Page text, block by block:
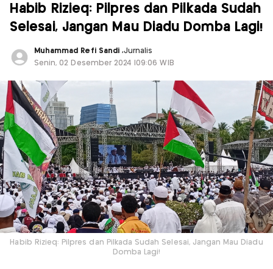
Habib Rizieq: Pilpres dan Pilkada Sudah
Selesai, Jangan Mau Diadu Domba Lagi!
Muhammad Refi Sandi ,Jurnalis
Senin, 02 Desember 2024 |09:06 WIB
Habib Rizieq: Pilpres dan Pilkada Sudah Selesai, Jangan Mau Diadu
Domba Lagi!